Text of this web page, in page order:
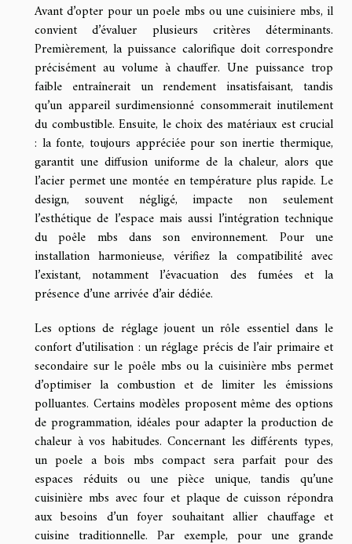
Avant d’opter pour un poele mbs ou une cuisiniere mbs, il
convient d’évaluer plusieurs critères déterminants.
Premièrement, la puissance calorifique doit correspondre
précisément au volume à chauffer. Une puissance trop
faible entraînerait un rendement insatisfaisant, tandis
qu’un appareil surdimensionné consommerait inutilement
du combustible. Ensuite, le choix des matériaux est crucial
: la fonte, toujours appréciée pour son inertie thermique,
garantit une diffusion uniforme de la chaleur, alors que
l’acier permet une montée en température plus rapide. Le
design, souvent négligé, impacte non seulement
l’esthétique de l’espace mais aussi l’intégration technique
du poêle mbs dans son environnement. Pour une
installation harmonieuse, vérifiez la compatibilité avec
l’existant, notamment l’évacuation des fumées et la
présence d’une arrivée d’air dédiée.
Les options de réglage jouent un rôle essentiel dans le
confort d’utilisation : un réglage précis de l’air primaire et
secondaire sur le poêle mbs ou la cuisinière mbs permet
d’optimiser la combustion et de limiter les émissions
polluantes. Certains modèles proposent même des options
de programmation, idéales pour adapter la production de
chaleur à vos habitudes. Concernant les différents types,
un poele a bois mbs compact sera parfait pour des
espaces réduits ou une pièce unique, tandis qu’une
cuisinière mbs avec four et plaque de cuisson répondra
aux besoins d’un foyer souhaitant allier chauffage et
cuisine traditionnelle. Par exemple, pour une grande